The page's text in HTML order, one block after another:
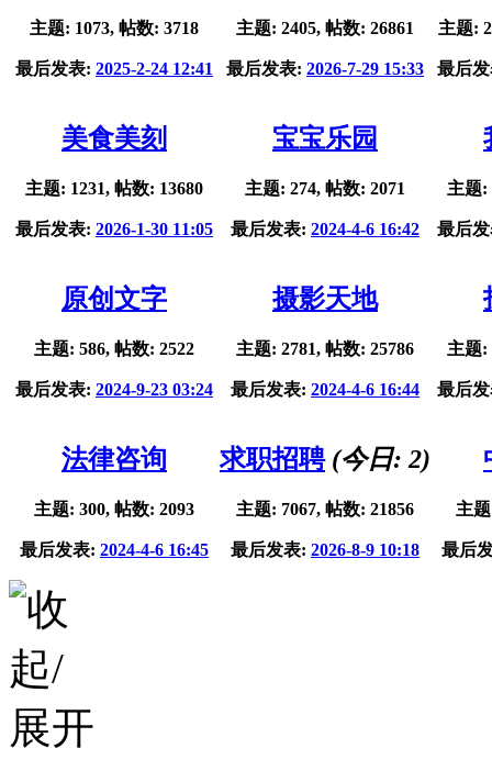
主题: 1073, 帖数: 3718
最后发表: 2025-2-24 12:41
主题: 2405, 帖数: 26861
最后发表: 2026-7-29 15:33
主题:
最后
美食美刻
主题: 1231, 帖数: 13680
最后发表: 2026-1-30 11:05
宝宝乐园
主题: 274, 帖数: 2071
最后发表: 2024-4-6 16:42
主题:
最后
原创文字
主题: 586, 帖数: 2522
最后发表: 2024-9-23 03:24
摄影天地
主题: 2781, 帖数: 25786
最后发表: 2024-4-6 16:44
主题:
最后
法律咨询
主题: 300, 帖数: 2093
最后发表: 2024-4-6 16:45
求职招聘(今日: 2)
主题: 7067, 帖数: 21856
最后发表: 2026-8-9 10:18
主
最后